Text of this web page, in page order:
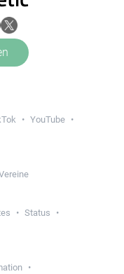
YouTube
Status